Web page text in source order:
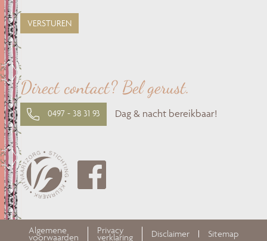
Direct contact? Bel gerust.
0497 - 38 31 93 Dag & nacht bereikbaar!
Algemene
voorwaarden
Privacy
verklaring Disclaimer Sitemap